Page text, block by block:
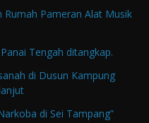
Pameran Alat Musik
Tengah ditangkap.
di Dusun Kampung
di Sei Tampang”